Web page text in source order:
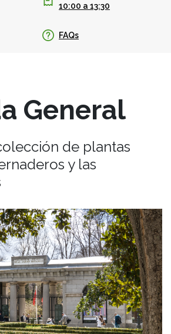
10:00 a 13:30
FAQs
General
de plantas
y las